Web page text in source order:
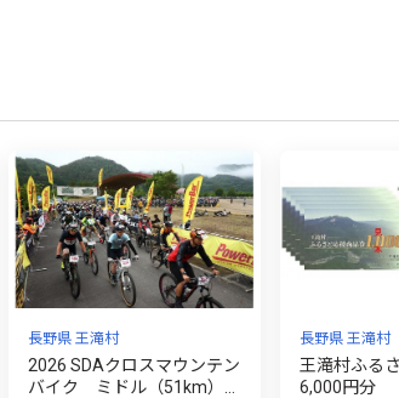
長野県 王滝村
2026 SDAクロスマウンテン
バイク ミドル（51km）
長野県 王滝村
王滝村ふる
6,000円分